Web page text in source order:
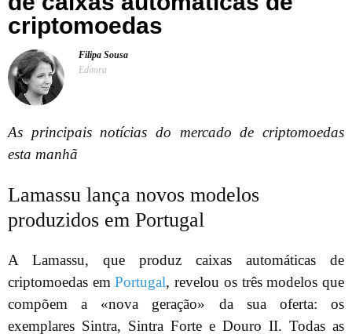
criptomoedas
Filipa Sousa
Editora
As principais notícias do mercado de criptomoedas
esta manhã
Lamassu lança novos modelos
produzidos em Portugal
A Lamassu, que produz caixas automáticas de
criptomoedas emPortugal, revelou os três modelos que
compõem a «nova geração» da sua oferta: os
exemplares Sintra, Sintra Forte e Douro II. Todas as